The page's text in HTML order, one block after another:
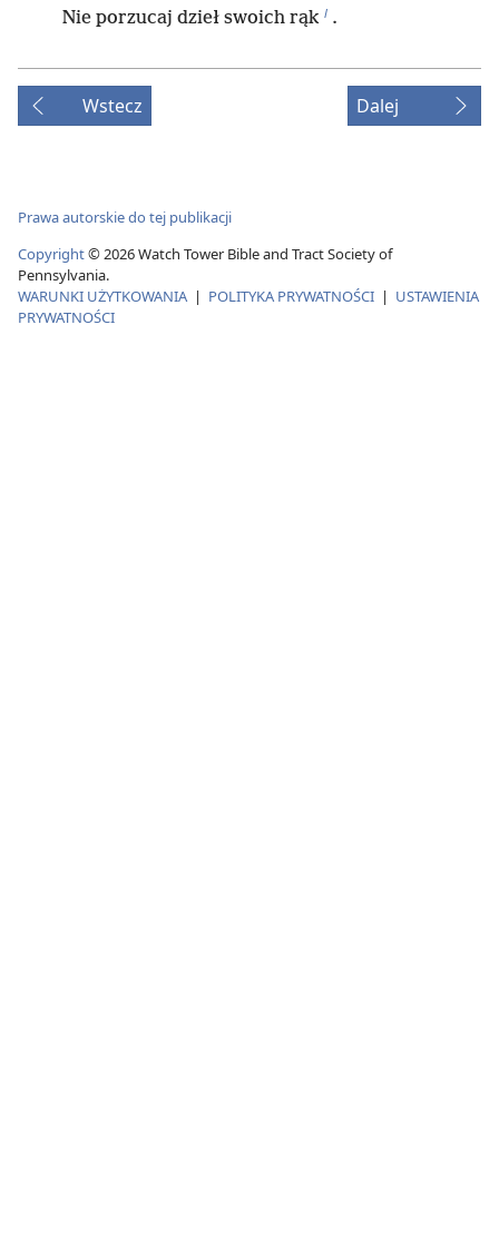
Nie porzucaj dzieł swoich rąk l .
Wstecz Dalej
Prawa autorskie do tej publikacji
Copyright© 2026Watch Tower Bible and Tract Society of
Pennsylvania.
WARUNKI UŻYTKOWANIA | POLITYKA PRYWATNOŚCI | USTAWIENIA
PRYWATNOŚCI